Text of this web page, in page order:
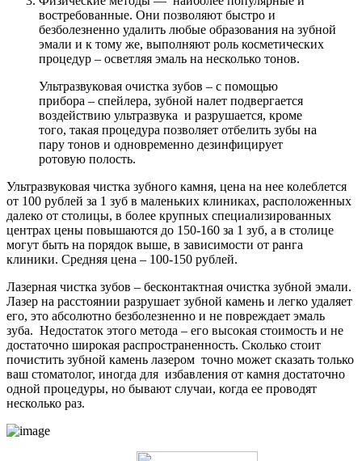
востребованные. Они позволяют быстро и
безболезненно удалить любые образования на зубной
эмали и к тому же, выполняют роль косметических
процедур – осветляя эмаль на несколько тонов.
Ультразвуковая очистка зубов – с помощью
прибора – спейлера, зубной налет подвергается
воздействию ультразвука и разрушается, кроме
того, такая процедура позволяет отбелить зубы на
пару тонов и одновременно дезинфицирует
ротовую полость.
Ультразвуковая чистка зубного камня, цена на нее колеблется
от 100 рублей за 1 зуб в маленьких клиниках, расположенных
далеко от столицы, в более крупных специализированных
центрах цены повышаются до 150-160 за 1 зуб, а в столице
могут быть на порядок выше, в зависимости от ранга
клиники. Средняя цена – 100-150 рублей.
Лазерная чистка зубов – бесконтактная очистка зубной эмали.
Лазер на расстоянии разрушает зубной камень и легко удаляет
его, это абсолютно безболезненно и не повреждает эмаль
зуба. Недостаток этого метода – его высокая стоимость и не
достаточно широкая распространенность. Сколько стоит
почистить зубной камень лазером точно может сказать только
ваш стоматолог, иногда для избавления от камня достаточно
одной процедуры, но бывают случаи, когда ее проводят
несколько раз.